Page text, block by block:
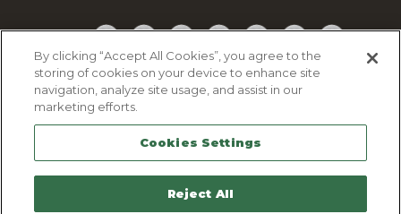
Facebook
TwitterYouTubePinterestInstagramLinkedInTikTok
Politique d'utilisation des cookies
Politique de confidentialité
Mentions légales
Plan du site
Contactez-nous
By clicking “Accept All Cookies”, you agree to the
storing of cookies on your device to enhance site
navigation, analyze site usage, and assist in our
marketing efforts.
Cookies Settings
Reject All